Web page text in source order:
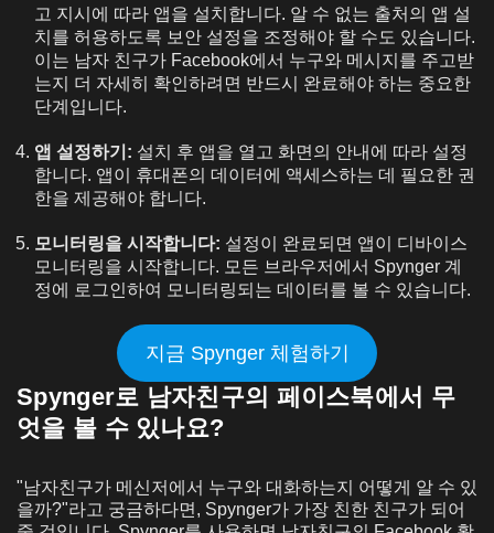
고 지시에 따라 앱을 설치합니다. 알 수 없는 출처의 앱 설
치를 허용하도록 보안 설정을 조정해야 할 수도 있습니다.
이는 남자 친구가 Facebook에서 누구와 메시지를 주고받
는지 더 자세히 확인하려면 반드시 완료해야 하는 중요한
단계입니다.
앱 설정하기: 설치 후 앱을 열고 화면의 안내에 따라 설정
합니다. 앱이 휴대폰의 데이터에 액세스하는 데 필요한 권
한을 제공해야 합니다.
모니터링을 시작합니다: 설정이 완료되면 앱이 디바이스
모니터링을 시작합니다. 모든 브라우저에서 Spynger 계
정에 로그인하여 모니터링되는 데이터를 볼 수 있습니다.
지금 Spynger 체험하기
Spynger로 남자친구의 페이스북에서 무
엇을 볼 수 있나요?
"남자친구가 메신저에서 누구와 대화하는지 어떻게 알 수 있
을까?"라고 궁금하다면, Spynger가 가장 친한 친구가 되어